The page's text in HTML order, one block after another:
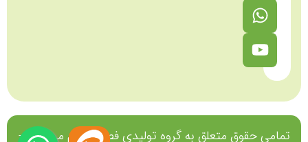
تمامی حقوق متعلق به گروه تولیدی فصل پنجم می‌باشد -